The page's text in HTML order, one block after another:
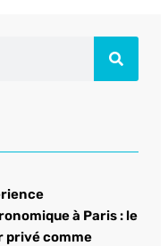
à Paris : le
privé comme